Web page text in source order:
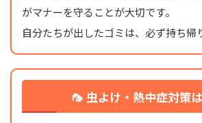
がマナーを守ることが大切です。
自分たちが出したゴミは、必ず持ち帰
🦟 虫よけ・熱中症対策